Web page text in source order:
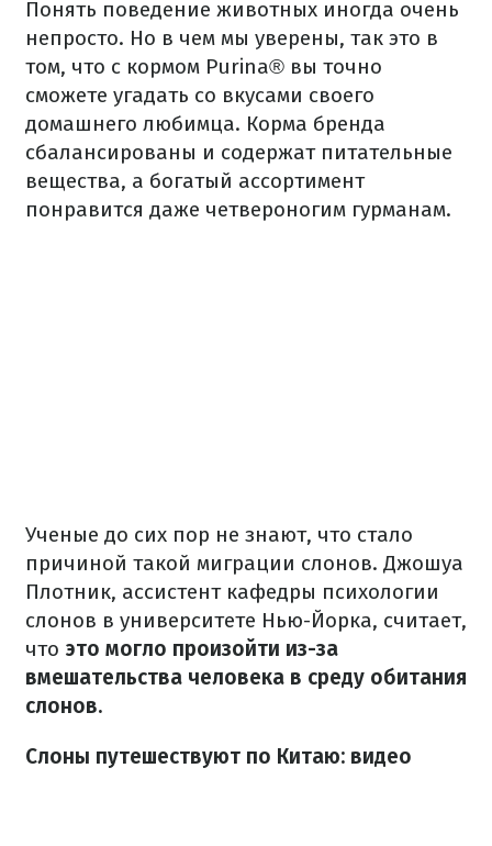
Понять поведение животных иногда очень
непросто. Но в чем мы уверены, так это в
том, что с кормом Purina® вы точно
сможете угадать со вкусами своего
домашнего любимца. Корма бренда
сбалансированы и содержат питательные
вещества, а богатый ассортимент
понравится даже четвероногим гурманам.
Ученые до сих пор не знают, что стало
причиной такой миграции слонов. Джошуа
Плотник, ассистент кафедры психологии
слонов в университете Нью-Йорка, считает,
что это могло произойти из-за
вмешательства человека в среду обитания
слонов.
Слоны путешествуют по Китаю: видео